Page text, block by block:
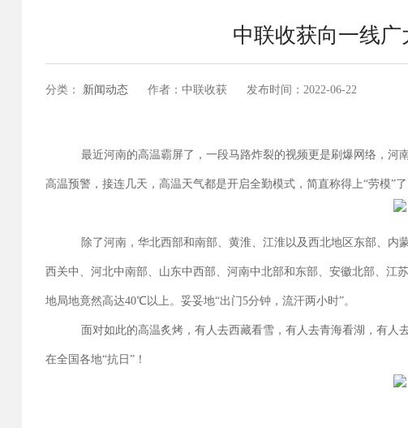
中联收获向一线
分类： 新闻动态 作者：中联收获 发布时间： 2022-06-22
最近河南的高温霸屏了，一段马路炸裂的视频更是刷爆网络，河
高温预警，接连几天，高温天气都是开启全勤模式，简直称得上“劳模”了
除了河南，华北西部和南部、黄淮、江淮以及西北地区东部、内
西关中、河北中南部、山东中西部、河南中北部和东部、安徽北部、
地局地竟然高达40℃以上。妥妥地“出门5分钟，流汗两小时”。
面对如此的高温炙烤，有人去西藏看雪，有人去青海看湖，有
在全国各地“抗日”！